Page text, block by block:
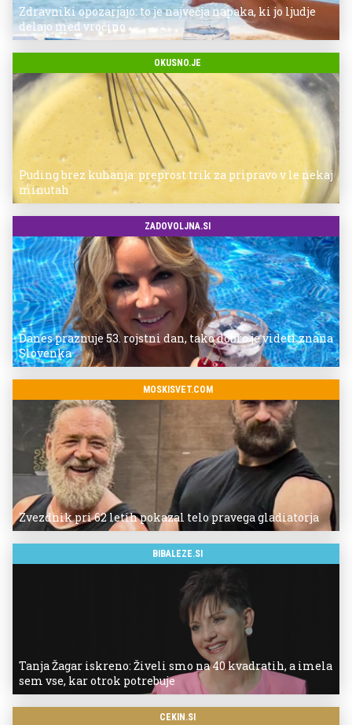
Zdravniki opozarjajo: to je največja napaka, ki jo ljudje
delajo med vročino
OKUSNO.JE
Puding brez kuhanja: preprost trik za pripravo v le nekaj
minutah
ZADOVOLJNA.SI
Danes praznuje 53. rojstni dan, tako dobro je videti znana
Slovenka
MOSKISVET.COM
Zvezdnik pri 62 letih pokazal telo pravega gladiatorja
BIBALEZE.SI
Tanja Žagar iskreno: Živeli smo na 40 kvadratih, a imela
sem vse, kar otrok potrebuje
CEKIN.SI